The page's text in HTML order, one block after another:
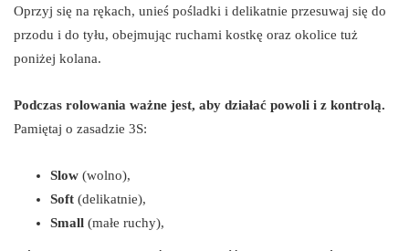
Oprzyj się na rękach, unieś pośladki i delikatnie przesuwaj się do
przodu i do tyłu, obejmując ruchami kostkę oraz okolice tuż
poniżej kolana.
Podczas rolowania ważne jest, aby działać powoli i z kontrolą.
Pamiętaj o zasadzie 3S:
Slow (wolno),
Soft (delikatnie),
Small (małe ruchy),